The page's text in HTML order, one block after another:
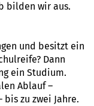
bilden wir aus.
und besitzt ein
Dann
ein Studium.
Ablauf –
zu zwei Jahre.